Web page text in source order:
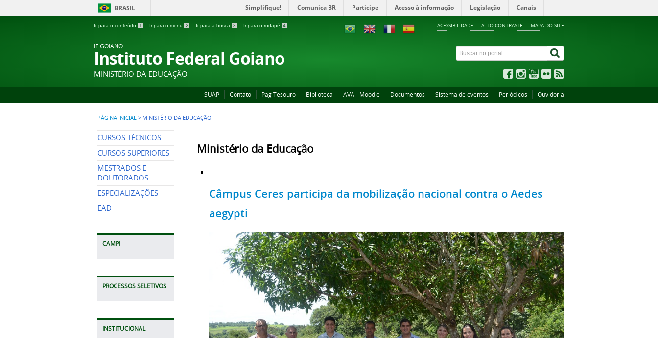
BRASIL Simplifique! Comunica BR Participe Acesso à informação Legislação Canais
Ir para o conteúdo 1 Ir para o menu 2 Ir para a busca 3 Ir para o rodapé 4 ACESSIBILIDADE ALTO CONTRASTE MAPA DO SITE
IF GOIANO
Instituto Federal Goiano
MINISTÉRIO DA EDUCAÇÃO
SUAP Contato Pag Tesouro Biblioteca AVA - Moodle Documentos Sistema de eventos Periódicos Ouvidoria
PÁGINA INICIAL > MINISTÉRIO DA EDUCAÇÃO
CURSOS TÉCNICOS
CURSOS SUPERIORES
MESTRADOS E
DOUTORADOS
ESPECIALIZAÇÕES
EAD
CAMPI
PROCESSOS SELETIVOS
INSTITUCIONAL
Ministério da Educação
Câmpus Ceres participa da mobilização nacional contra o Aedes
aegypti